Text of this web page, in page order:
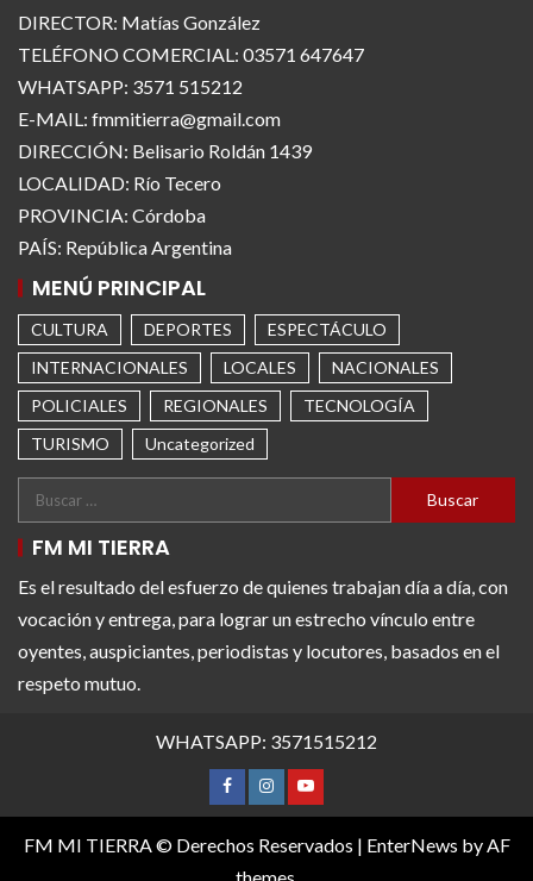
DIRECTOR: Matías González
TELÉFONO COMERCIAL: 03571 647647
WHATSAPP: 3571 515212
E-MAIL: fmmitierra@gmail.com
DIRECCIÓN: Belisario Roldán 1439
LOCALIDAD: Río Tecero
PROVINCIA: Córdoba
PAÍS: República Argentina
MENÚ PRINCIPAL
CULTURA DEPORTES
ESPECTÁCULO
INTERNACIONALES
LOCALES
NACIONALES
POLICIALES
REGIONALES
TECNOLOGÍA
TURISMO
Uncategorized
FM MI TIERRA
Es el resultado del esfuerzo de quienes trabajan día a día, con
vocación y entrega, para lograr un estrecho vínculo entre
oyentes, auspiciantes, periodistas y locutores, basados en el
respeto mutuo.
WHATSAPP: 3571515212
FM MI TIERRA © Derechos Reservados | EnterNews by AF